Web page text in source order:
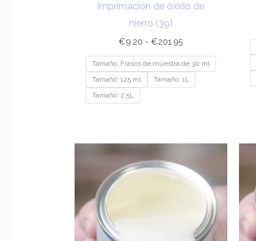
Imprimación de óxido de
hierro (39)
€9.20 - €201.95
Tamaño: Frasco de muestra de 30 ml
Tamaño: 125 ml
Tamaño: 1L
Tamaño: 2,5L
precios:
desde
€189.95